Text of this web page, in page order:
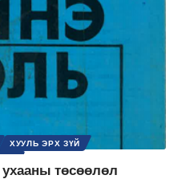
ХУУЛЬ ЭРХ ЗҮЙ
төсөөлөл